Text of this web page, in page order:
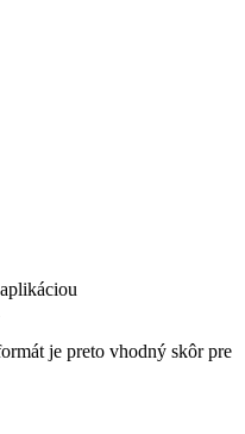
je preto vhodný skôr pre